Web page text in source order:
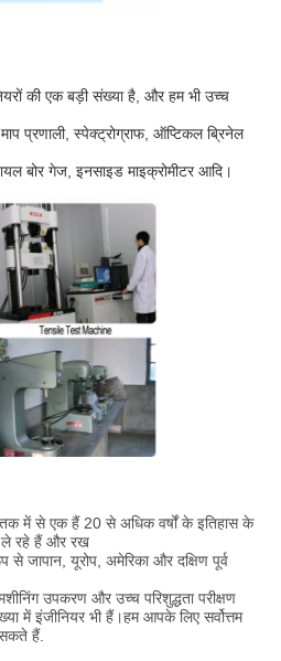
की एक बड़ी संख्या है, और हम भी उच्च
प्रणाली, स्पेक्ट्रोग्राफ, ऑप्टिकल ब्रिनेल
बोर गेज, इनसाइड माइक्रोमीटर आदि।
में से एक हैं 20 से अधिक वर्षों के इतिहास के
ले रहे हैं और रख
जापान, यूरोप, अमेरिका और दक्षिण पूर्व
उपकरण और उच्च परिशुद्धता परीक्षण
में इंजीनियर भी हैं।हम आपके लिए सर्वोत्तम
सकते हैं.